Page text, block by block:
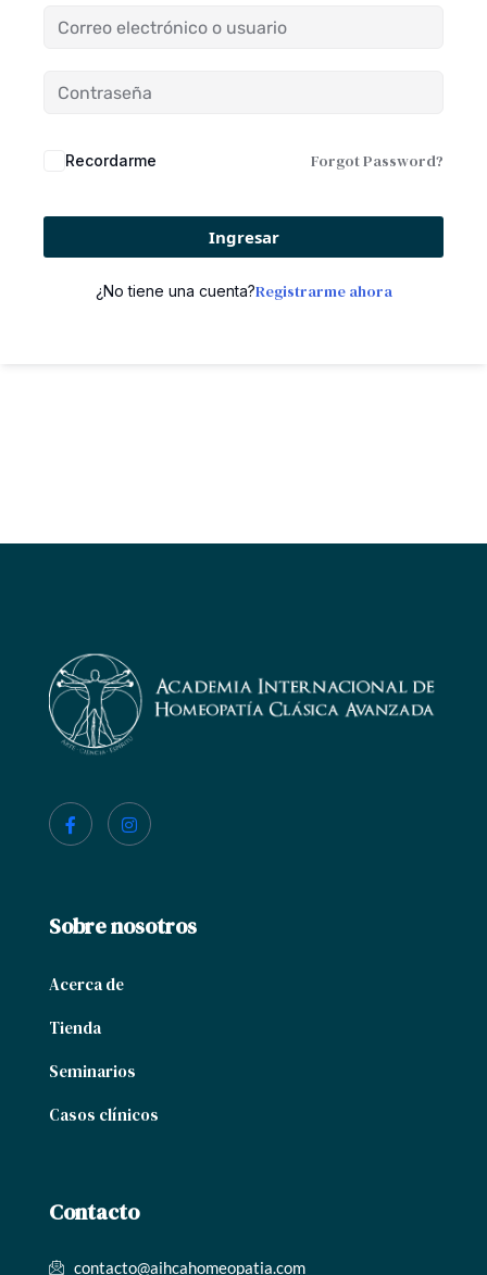
Recordarme Forgot Password?
Ingresar
¿No tiene una cuenta?Registrarme ahora
Sobre nosotros
Acerca de
Tienda
Seminarios
Casos clínicos
Contacto
contacto@aihcahomeopatia.com